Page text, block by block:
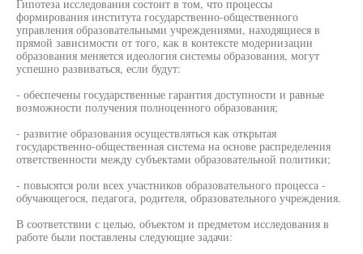
Гипотеза исследования состоит в том, что процессы
формирования института государственно-общественного
управления образовательными учреждениями, находящиеся в
прямой зависимости от того, как в контексте модернизации
образования меняется идеология системы образования, могут
успешно развиваться, если будут:
- обеспечены государственные гарантия доступности и равные
возможности получения полноценного образования;
- развитие образования осуществляться как открытая
государственно-общественная система на основе распределения
ответственности между субъектами образовательной политики;
- повысятся роли всех участников образовательного процесса -
обучающегося, педагога, родителя, образовательного учреждения.
В соответствии с целью, объектом и предметом исследования в
работе были поставлены следующие задачи: